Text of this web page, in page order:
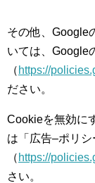
その他、Google
いては、Google
（ https://
ださい。
Cookieを無効に
は「広告–ポリシ
（ https://
さい。